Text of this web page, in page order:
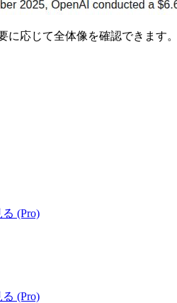
に応じて全体像を確認できます。
(Pro)
(Pro)